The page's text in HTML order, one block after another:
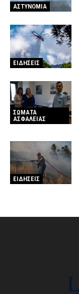
ΑΣΤΥΝΟΜΙΑ
ΕΙΔΗΣΕΙΣ
ΣΩΜΑΤΑ
ΑΣΦΑΛΕΙΑΣ
ΕΙΔΗΣΕΙΣ